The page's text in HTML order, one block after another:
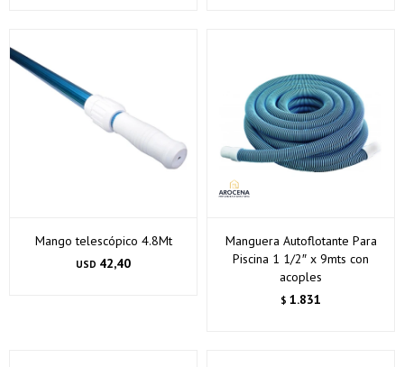
Mango telescópico 4.8Mt
USD 42,40
Manguera Autoflotante Para
Piscina 1 1/2″ x 9mts con
acoples
$ 1.831